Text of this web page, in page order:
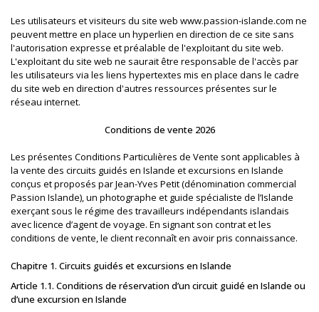
Les utilisateurs et visiteurs du site web www.passion-islande.com ne
peuvent mettre en place un hyperlien en direction de ce site sans
l'autorisation expresse et préalable de l'exploitant du site web.
L'exploitant du site web ne saurait être responsable de l'accès par
les utilisateurs via les liens hypertextes mis en place dans le cadre
du site web en direction d'autres ressources présentes sur le
réseau internet.
Conditions de vente 2026
Les présentes Conditions Particulières de Vente sont applicables à
la vente des circuits guidés en Islande et excursions en Islande
conçus et proposés par Jean-Yves Petit (dénomination commercial
Passion Islande), un photographe et guide spécialiste de l’Islande
exerçant sous le régime des travailleurs indépendants islandais
avec licence d’agent de voyage. En signant son contrat et les
conditions de vente, le client reconnaît en avoir pris connaissance.
Chapitre 1. Circuits guidés et excursions en Islande
Article 1.1. Conditions de réservation d’un circuit guidé en Islande ou
d’une excursion en Islande